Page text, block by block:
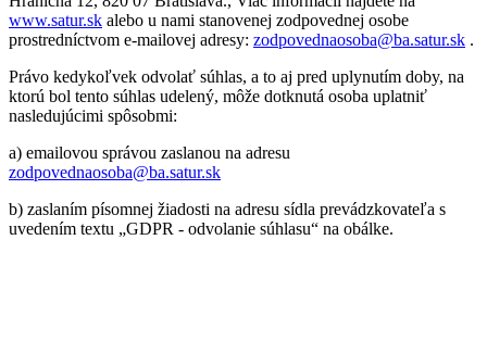
www.satur.sk alebo u nami stanovenej zodpovednej osobe
prostredníctvom e-mailovej adresy: zodpovednaosoba@ba.satur.sk .
Právo kedykoľvek odvolať súhlas, a to aj pred uplynutím doby, na
ktorú bol tento súhlas udelený, môže dotknutá osoba uplatniť
nasledujúcimi spôsobmi:
a) emailovou správou zaslanou na adresu
zodpovednaosoba@ba.satur.sk
b) zaslaním písomnej žiadosti na adresu sídla prevádzkovateľa s
uvedením textu „GDPR - odvolanie súhlasu“ na obálke.